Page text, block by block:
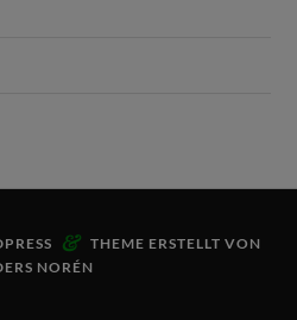
& THEME ERSTELLT VON
NORÉN